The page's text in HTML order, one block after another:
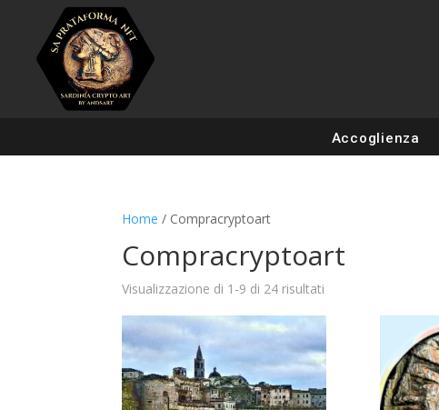
Accoglienza
Home / Compracryptoart
Compracryptoart
Visualizzazione di 1-9 di 24 risultati